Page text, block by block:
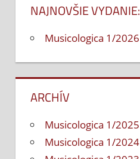
článku
NAJNOVŠIE VYDANIE:
Musicologica 1/2026
ARCHÍV
Musicologica 1/2025
Musicologica 1/2024